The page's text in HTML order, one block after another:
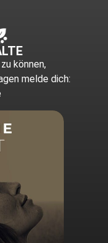
können,
melde dich: